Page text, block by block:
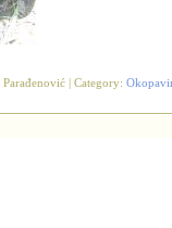
| Category: